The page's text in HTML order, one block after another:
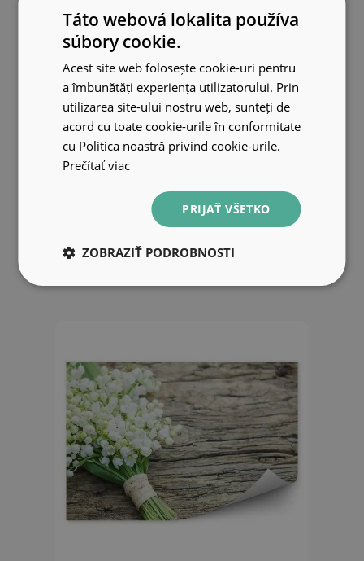
Fototapeta Kytica Konvaliniek
Oranžové Pozadie
33.99 EUR
Táto webová lokalita používa
súbory cookie.
Acest site web folosește cookie-uri pentru
a îmbunătăți experiența utilizatorului. Prin
utilizarea site-ului nostru web, sunteți de
acord cu toate cookie-urile în conformitate
cu Politica noastră privind cookie-urile.
Prečítať viac
PRIJAŤ VŠETKO
ZOBRAZIŤ PODROBNOSTI